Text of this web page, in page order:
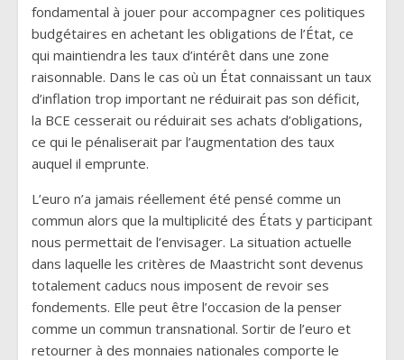
fondamental à jouer pour accompagner ces politiques
budgétaires en achetant les obligations de l’État, ce
qui maintiendra les taux d’intérêt dans une zone
raisonnable. Dans le cas où un État connaissant un taux
d’inflation trop important ne réduirait pas son déficit,
la BCE cesserait ou réduirait ses achats d’obligations,
ce qui le pénaliserait par l’augmentation des taux
auquel il emprunte.
L’euro n’a jamais réellement été pensé comme un
commun alors que la multiplicité des États y participant
nous permettait de l’envisager. La situation actuelle
dans laquelle les critères de Maastricht sont devenus
totalement caducs nous imposent de revoir ses
fondements. Elle peut être l’occasion de la penser
comme un commun transnational. Sortir de l’euro et
retourner à des monnaies nationales comporte le